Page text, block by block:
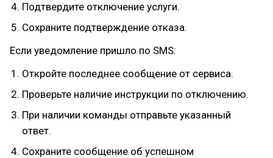
Подтвердите отключение услуги.
Сохраните подтверждение отказа.
Если уведомление пришло по SMS:
Откройте последнее сообщение от сервиса.
Проверьте наличие инструкции по отключению.
При наличии команды отправьте указанный
ответ.
Сохраните сообщение об успешном